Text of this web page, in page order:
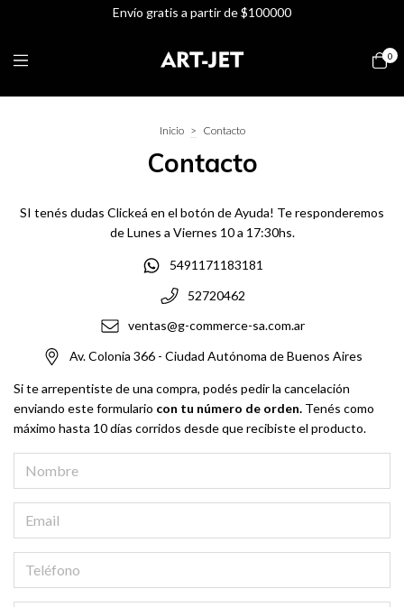
Envío gratis a partir de $100000
0
Inicio > Contacto
Contacto
SI tenés dudas Clickeá en el botón de Ayuda! Te responderemos
de Lunes a Viernes 10 a 17:30hs.
5491171183181
52720462
ventas@g-commerce-sa.com.ar
Av. Colonia 366 - Ciudad Autónoma de Buenos Aires
Si te arrepentiste de una compra, podés pedir la cancelación
enviando este formulario con tu número de orden. Tenés como
máximo hasta 10 días corridos desde que recibiste el producto.